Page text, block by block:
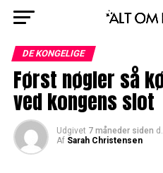
DE KONGELIGE
Først nøgler så
ved kongens slot
Udgivet 7 måneder siden d.
Af Sarah Christensen